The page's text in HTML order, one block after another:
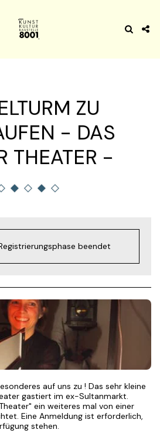
ZU
- DAS
THEATER -
beendet
auf uns zu ! Das sehr kleine
gastiert im ex-Sultanmarkt.
ein weiteres mal von einer
Eine Anmeldung ist erforderlich,
stehen.